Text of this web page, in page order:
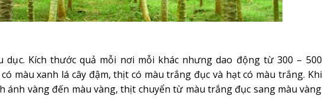
Kích thước quả mỗi nơi mỗi khác nhưng dao động từ 300 – 500
màu xanh lá cây đậm, thịt có màu trắng đục và hạt có màu trắng. Khi
ánh vàng đến màu vàng, thịt chuyển từ màu trắng đục sang màu vàng